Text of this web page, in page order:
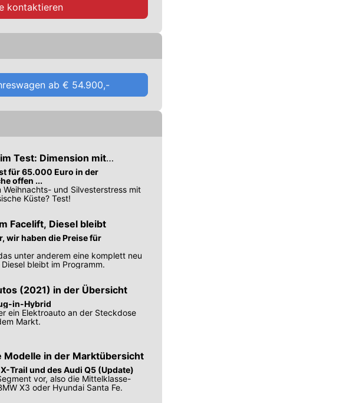
erhältlich sind.
Gebrauchtwagen.
kontaktieren
ab € 54.900,-
Test: Dimension mit
für 65.000 Euro in der
offen ...
und Silvesterstress mit
Küste? Test!
Facelift, Diesel bleibt
wir haben die Preise für
unter anderem eine komplett neu
bleibt im Programm.
(2021) in der Übersicht
in-Hybrid
ein Elektroauto an der Steckdose
Markt.
Modelle in der Marktübersicht
Trail und des Audi Q5 (Update)
vor, also die Mittelklasse-
X3 oder Hyundai Santa Fe.